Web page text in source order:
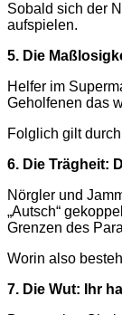
Sobald sich der
aufspielen.
5. Die
Helfer im
Geholfenen das
Folglich gilt
6. Die Trägheit:
Nörgler und
„Autsch“
Grenzen des
Worin also
7. Die Wut: Ihr